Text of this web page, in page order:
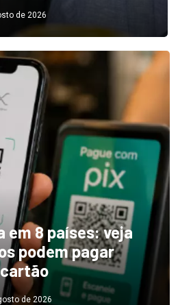
de 2026
em 8 países: veja
podem pagar
de 2026